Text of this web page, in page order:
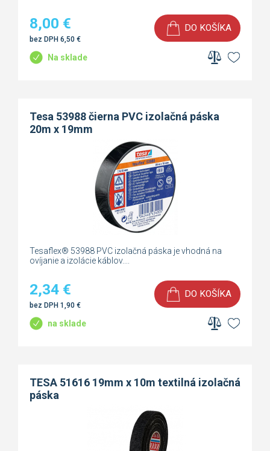
8,00 €
bez DPH 6,50 €
DO KOŠÍKA
Na sklade
Tesa 53988 čierna PVC izolačná páska
20m x 19mm
Tesaflex® 53988 PVC izolačná páska je vhodná na
ovíjanie a izolácie káblov....
2,34 €
bez DPH 1,90 €
DO KOŠÍKA
na sklade
TESA 51616 19mm x 10m textilná izolačná
páska